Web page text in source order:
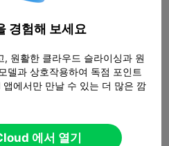
경험해 보세요
, 원활한 클라우드 슬라이싱과 원
델과 상호작용하여 독점 포인트
에서만 만날 수 있는 더 많은 깜
에서 열기